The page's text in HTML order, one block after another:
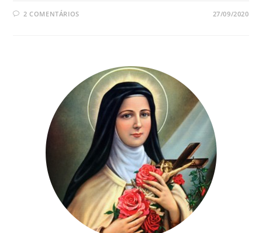
2 COMENTÁRIOS 27/09/2020